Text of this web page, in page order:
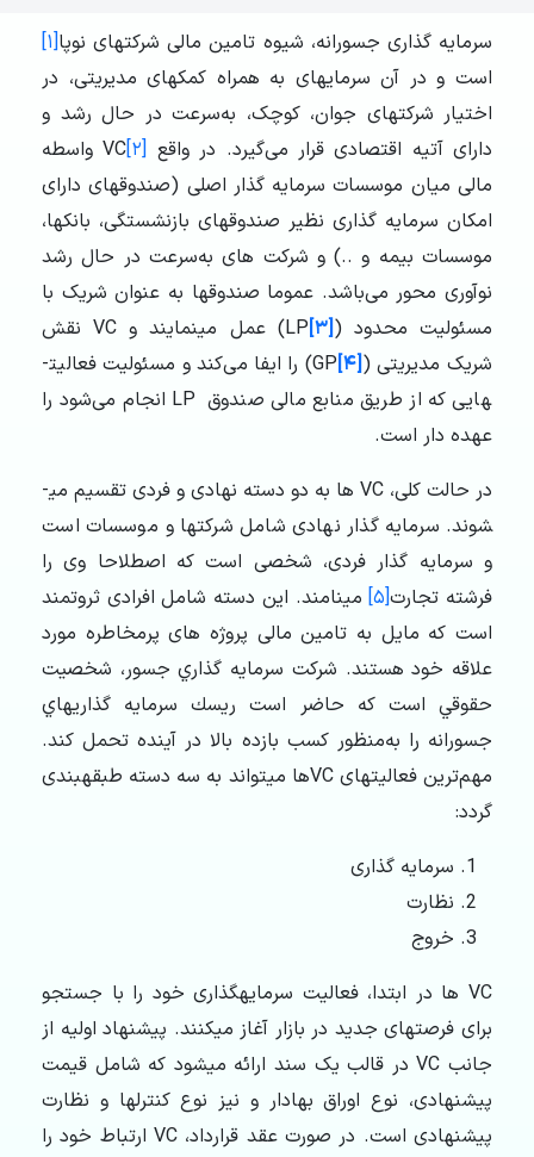
سرمایه­ گذاری جسورانه، شیوه تامین مالی شرکت­های نوپا[۱]
است و در آن سرمایه­ای به همراه کمک­های مدیریتی، در
اختیار شرکت­های جوان، کوچک، به‌سرعت در حال رشد و
دارای آتیه اقتصادی قرار می‌گیرد. در واقع [۲]
VC واسطه
مالی میان موسسات سرمایه­ گذار اصلی (صندوق­های دارای
امکان سرمایه ­گذاری نظیر صندوق­های بازنشستگی، بانک­ها،
موسسات بیمه و ..) و شرکت­ های به‌سرعت در حال رشد
نوآوری‌ محور می‌باشد. عموما صندوق­ها به‌ عنوان شریک با
مسئولیت محدود (LP[۳]
) عمل می­نمایند و VC نقش
شریک مدیریتی (GP[۴]
) را ایفا می‌کند و مسئولیت فعالیت­
هایی که از طریق منابع مالی صندوق LP انجام می‌شود را
عهده ­دار است.
در حالت کلی، VC ها به دو دسته نهادی و فردی تقسیم می­
شوند. سرمایه­ گذار نهادی شامل شرکت­ها و موسسات است
و سرمایه­ گذار فردی، شخصی است که اصطلاحا وی را
فرشته تجارت[۵] می­نامند. این دسته شامل افرادی ثروتمند
است که مایل به تامین مالی پروژه­ های پرمخاطره مورد
علاقه خود هستند. شركت سرمايه­ گذاري جسور، شخصيت
حقوقي است كه حاضر است ريسك سرمايه­ گذاري­هاي
جسورانه را به‌منظور كسب بازده بالا در آينده تحمل كند.
مهم‌ترین فعالیت­های VCها می­تواند به سه دسته طبقه­بندی
گردد:
سرمایه­ گذاری
نظارت
خروج
VC ها در ابتدا، فعالیت سرمایه­گذاری خود را با جستجو
برای فرصت­های جدید در بازار آغاز می­کنند. پیشنهاد اولیه از
جانب VC در قالب یک سند ارائه می­شود که شامل قیمت
پیشنهادی، نوع اوراق بهادار و نیز نوع کنترل­ها و نظارت
پیشنهادی است. در صورت عقد قرارداد، VC ارتباط خود را